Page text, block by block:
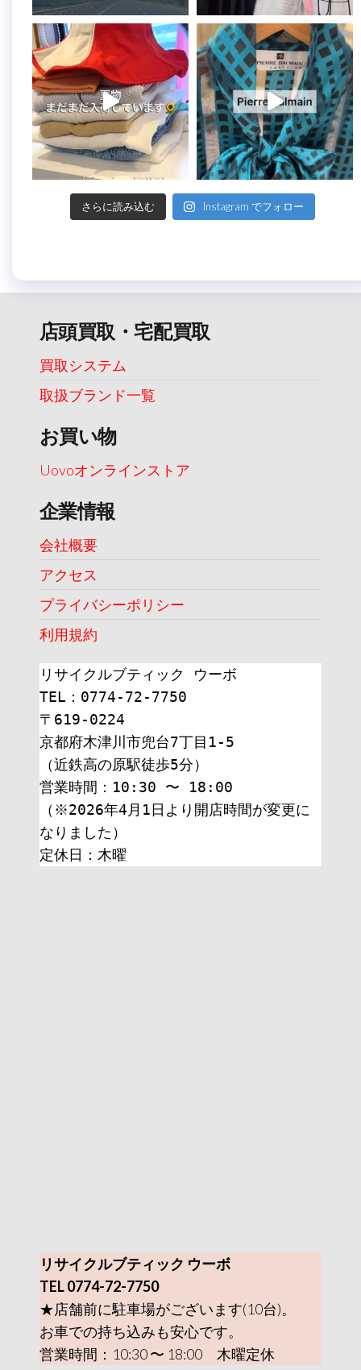
さらに読み込む Instagram でフォロー
店頭買取・宅配買取
買取システム
取扱ブランド一覧
お買い物
Uovoオンラインストア
企業情報
会社概要
アクセス
プライバシーポリシー
利用規約
リサイクルブティック ウーボ
TEL：0774-72-7750
〒619-0224
京都府木津川市兜台7丁目1-5
（近鉄高の原駅徒歩5分）
営業時間：10:30 〜 18:00
（※2026年4月1日より開店時間が変更に
なりました）
定休日：木曜
リサイクルブティック ウーボ
TEL 0774-72-7750
★店舗前に駐車場がございます(10台)。
お車での持ち込みも安心です。
営業時間：10:30 〜 18:00 木曜定休